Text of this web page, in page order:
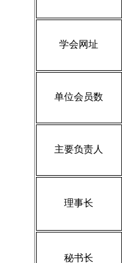
学会网址
单位会员数
主要负责人
理事长
秘书长